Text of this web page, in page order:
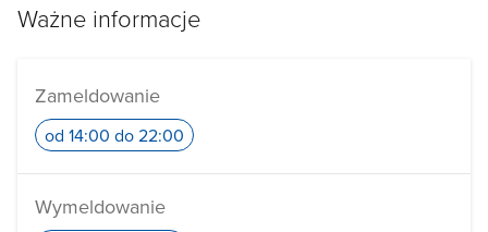
Ważne informacje
Zameldowanie
od 14:00 do 22:00
Wymeldowanie